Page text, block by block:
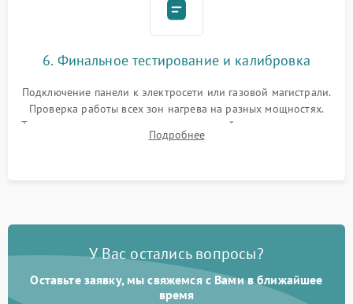
6. Финальное тестирование и калибровка
Подключение панели к электросети или газовой магистрали.
Проверка работы всех зон нагрева на разных мощностях.
Тестирование сенсорного управления, таймера, индикаторов
остаточного тепла и систем защиты от перегрева.
Подробнее
У Вас остались вопросы?
Оставьте заявку, мы свяжемся с Вами в ближайшее
время